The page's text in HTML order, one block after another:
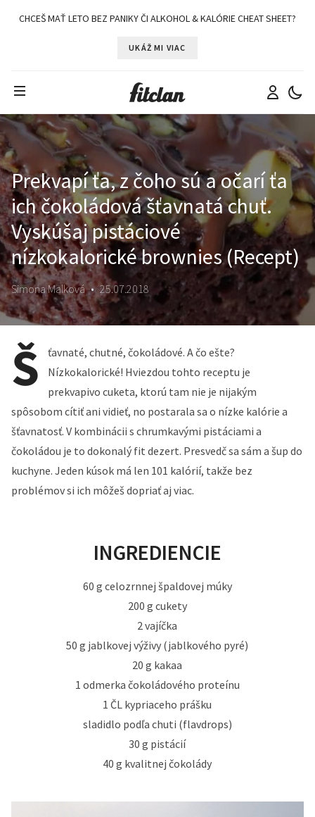
CHCEŠ MAŤ LETO BEZ PANIKY ČI ALKOHOL & KALÓRIE CHEAT SHEET?
UKÁŽ MI VIAC
Prekvapí ťa, z čoho sú a očarí ťa
ich čokoládová šťavnatá chuť.
Vyskúšaj pistáciové
nízkokalorické brownies (Recept)
Simona Malková • 25.07.2018
Š
ťavnaté, chutné, čokoládové. A čo ešte?
Nízkokalorické! Hviezdou tohto receptu je
prekvapivo cuketa, ktorú tam nie je nijakým
spôsobom cítiť ani vidieť, no postarala sa o nízke kalórie a
šťavnatosť. V kombinácii s chrumkavými pistáciami a
čokoládou je to dokonalý fit dezert. Presvedč sa sám a šup do
kuchyne. Jeden kúsok má len 101 kalórií, takže bez
problémov si ich môžeš dopriať aj viac.
INGREDIENCIE
60 g celozrnnej špaldovej múky
200 g cukety
2 vajíčka
50 g jablkovej výživy (jablkového pyré)
20 g kakaa
1 odmerka čokoládového proteínu
1 ČL kypriaceho prášku
sladidlo podľa chuti (flavdrops)
30 g pistácií
40 g kvalitnej čokolády